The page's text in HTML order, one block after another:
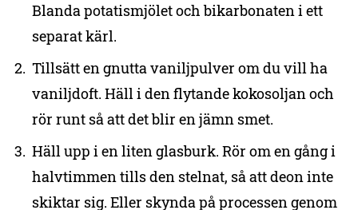
Blanda potatismjölet och bikarbonaten i ett
separat kärl.
Tillsätt en gnutta vaniljpulver om du vill ha
vaniljdoft. Häll i den flytande kokosoljan och
rör runt så att det blir en jämn smet.
Häll upp i en liten glasburk. Rör om en gång i
halvtimmen tills den stelnat, så att deon inte
skiktar sig. Eller skynda på processen genom